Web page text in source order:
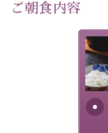
す）
貸切温泉風呂40
・朝夕個室料亭
・諏訪大社4社を
・館内着をご用意
・就寝用パジャマ
・環境に配慮した
ご朝食内容
さ
れ
ふ
安